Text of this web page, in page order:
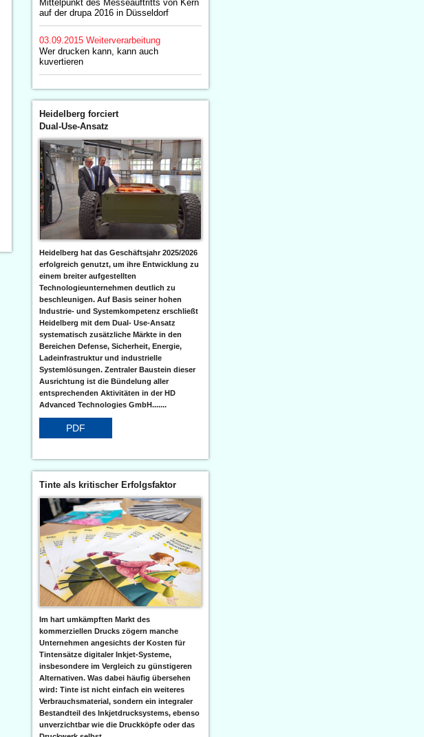
Mittelpunkt des Messeauftritts von Kern
auf der drupa 2016 in Düsseldorf
03.09.2015 Weiterverarbeitung
Wer drucken kann, kann auch
kuvertieren
Heidelberg forciert
Dual-Use-Ansatz
Heidelberg hat das Geschäftsjahr 2025/2026
erfolgreich genutzt, um ihre Entwicklung zu
einem breiter aufgestellten
Technologieunternehmen deutlich zu
beschleunigen. Auf Basis seiner hohen
Industrie- und Systemkompetenz erschließt
Heidelberg mit dem Dual- Use-Ansatz
systematisch zusätzliche Märkte in den
Bereichen Defense, Sicherheit, Energie,
Ladeinfrastruktur und industrielle
Systemlösungen. Zentraler Baustein dieser
Ausrichtung ist die Bündelung aller
entsprechenden Aktivitäten in der HD
Advanced Technologies GmbH.......
PDF
Tinte als kritischer Erfolgsfaktor
Im hart umkämpften Markt des
kommerziellen Drucks zögern manche
Unternehmen angesichts der Kosten für
Tintensätze digitaler Inkjet-Systeme,
insbesondere im Vergleich zu günstigeren
Alternativen. Was dabei häufig übersehen
wird: Tinte ist nicht einfach ein weiteres
Verbrauchsmaterial, sondern ein integraler
Bestandteil des Inkjetdrucksystems, ebenso
unverzichtbar wie die Druckköpfe oder das